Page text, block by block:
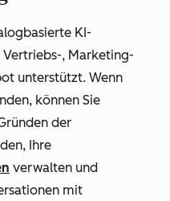
KI-
, Marketing-
unterstützt. Wenn
können Sie
der
Ihre
verwalten und
mit